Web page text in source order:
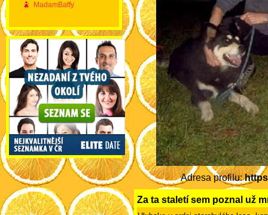
MadamBaffy
Adresa profilu:
Za ta staletí sem poznal už